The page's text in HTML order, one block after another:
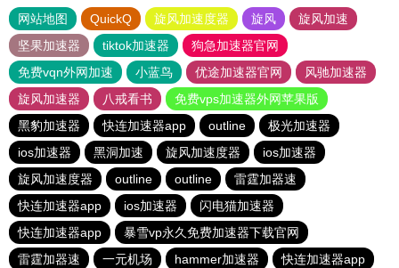
网站地图 QuickQ 旋风加速度器 旋风
旋风加速
坚果加速器
tiktok加速器
狗急加速器官网
免费vqn外网加速
小蓝鸟 优途加速器官网
风驰加速器
旋风加速器
八戒看书
免费vps加速器外网苹果版
黑豹加速器
快连加速器app outline
极光加速器
ios加速器
黑洞加速 旋风加速度器
ios加速器
旋风加速度器
outline outline
雷霆加器速
快连加速器app
ios加速器
闪电猫加速器
快连加速器app
暴雪vp永久免费加速器下载官网
雷霆加器速
一元机场 hammer加速器 快连加速器app